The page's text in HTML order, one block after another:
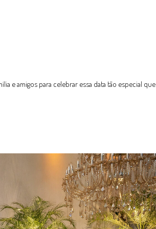
e amigos para celebrar essa data tão especial que